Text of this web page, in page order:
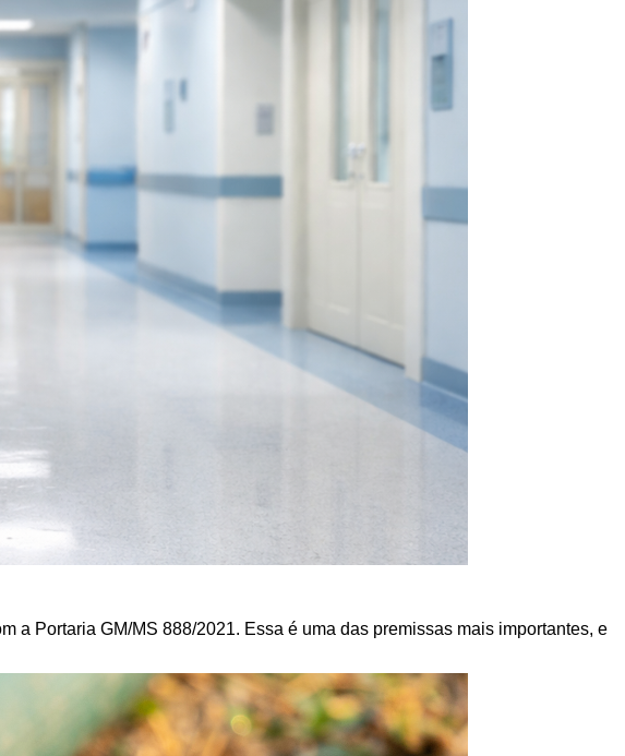
a Portaria GM/MS 888/2021. Essa é uma das premissas mais importantes, e